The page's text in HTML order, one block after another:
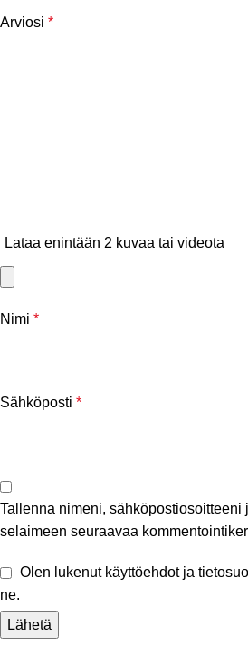
Arviosi *
Lataa enintään 2 kuvaa tai videota
Nimi *
Sähköposti *
Tallenna nimeni, sähköpostiosoitteeni
selaimeen seuraavaa
Olen lukenut käyttöehdot ja
ne.